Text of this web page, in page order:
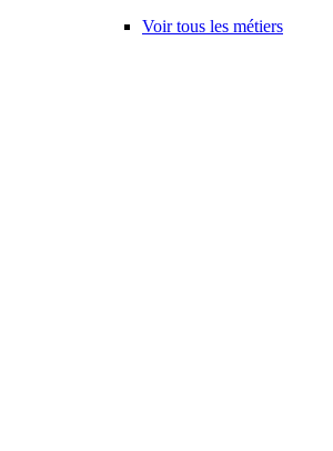
Voir tous les métiers